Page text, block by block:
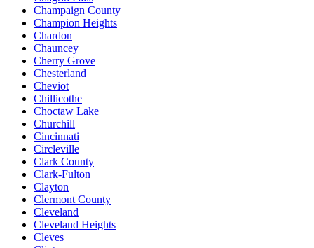
Champaign County
Champion Heights
Chardon
Chauncey
Cherry Grove
Chesterland
Cheviot
Chillicothe
Choctaw Lake
Churchill
Cincinnati
Circleville
Clark County
Clark-Fulton
Clayton
Clermont County
Cleveland
Cleveland Heights
Cleves